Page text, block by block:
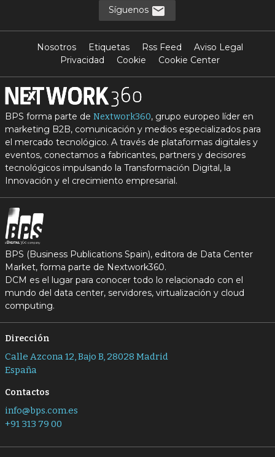
Síguenos
Nosotros Etiquetas Rss Feed
Aviso Legal
Privacidad
Cookie Cookie Center
BPS forma parte de Nextwork360, grupo europeo líder en
marketing B2B, comunicación y medios especializados para
el mercado tecnológico. A través de plataformas digitales y
eventos, conectamos a fabricantes, partners y decisores
tecnológicos impulsando la Transformación Digital, la
Innovación y el crecimiento empresarial.
BPS (Business Publications Spain), editora de Data Center
Market, forma parte de Nextwork360.
DCM es el lugar para conocer todo lo relacionado con el
mundo del data center, servidores, virtualización y cloud
computing.
Dirección
Calle Azcona 12, Bajo B, 28028 Madrid
España
Contactos
info@bps.com.es
+91 313 79 00